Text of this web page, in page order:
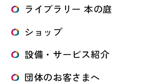
ライブラリー 本の庭
ショップ
設備・サービス紹介
団体のお客さまへ